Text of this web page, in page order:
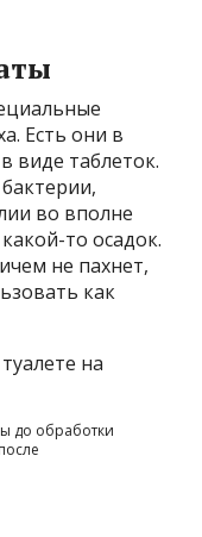
Есть они в
виде таблеток.
во вполне
то осадок.
не пахнет,
как
до обработки